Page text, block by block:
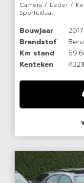
Camera / Leder /
Sportuitlaat
Bouwjaar
2017
Brandstof
Km stand
Kenteken